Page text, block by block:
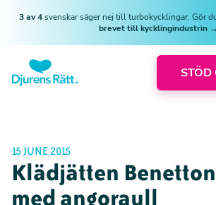
3 av 4svenskar säger nej till turbokycklingar. Gör
brevet till kycklingindustrin →
STÖD
15 JUNE 2015
Klädjätten
med angoraull